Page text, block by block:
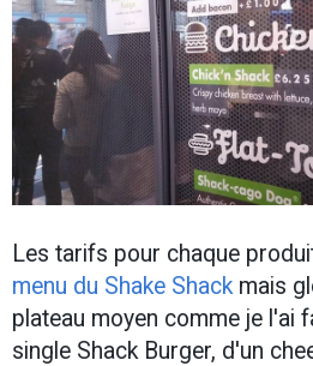
Les tarifs pour chaque
menu du Shake Shack mais
plateau moyen comme je l'ai
single Shack Burger, d'un